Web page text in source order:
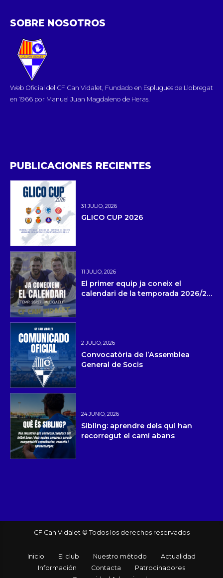
SOBRE NOSOTROS
Web Oficial del CF Can Vidalet, Fundado en Esplugues de Llobregat
en 1966 por Manuel Juan Magdaleno de Heras.
PUBLICACIONES RECIENTES
31 JULIO, 2026
GLICO CUP 2026
11 JULIO, 2026
El primer equip ja coneix el
calendari de la temporada 2026/27
2 JULIO, 2026
Convocatòria de l’Assemblea
General de Socis
24 JUNIO, 2026
Sibling: aprendre dels qui han
recorregut el camí abans
CF Can Vidalet © Todos los derechos reservados
Inicio El club Nuestro método
Actualidad
Información
Contacta
Patrocinadores